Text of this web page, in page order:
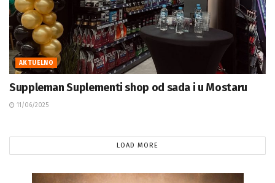
AKTUELNO
Suppleman Suplementi shop od sada i u Mostaru
11/06/2025
LOAD MORE